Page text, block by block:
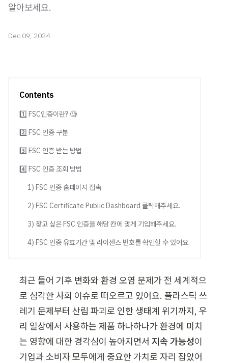
알아보세요.
Dec 09, 2024
Contents
1️⃣ FSC인증이란? 🧐
2️⃣ FSC 인증 구분
3️⃣ FSC 인증 받는 방법
4️⃣ FSC 인증 조회 방법
1) FSC 인증 홈페이지 접속
2) FSC Certificate Public Dashboard 클릭해주세요.
3) 찾고 싶은 FSC 인증을 해당 칸에 맞게 기입해주세요.
4) FSC 인증 유효기간 및 라이센스 번호를 확인할 수 있어요.
최근 들어 기후 변화와 환경 오염 문제가 전 세계적으
로 심각한 사회 이슈로 떠오르고 있어요. 플라스틱 쓰
레기 문제부터 산림 파괴로 인한 생태계 위기까지, 우
리 일상에서 사용하는 제품 하나하나가 환경에 미치
는 영향에 대한 경각심이 높아지면서 지속 가능성이
기업과 소비자 모두에게 중요한 가치로 자리 잡았어